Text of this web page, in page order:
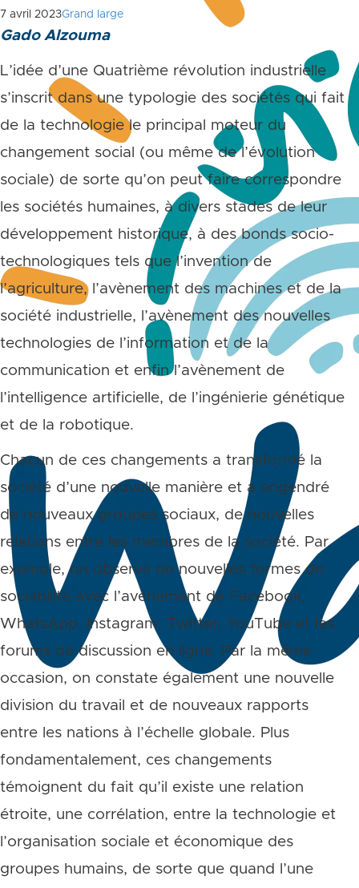
7 avril 2023Grand large
Gado Alzouma
L’idée d’une Quatrième révolution industrielle
s’inscrit dans une typologie des sociétés qui fait
de la technologie le principal moteur du
changement social (ou même de l’évolution
sociale) de sorte qu’on peut faire correspondre
les sociétés humaines, à divers stades de leur
développement historique, à des bonds socio-
technologiques tels que l’invention de
l’agriculture, l’avènement des machines et de la
société industrielle, l’avènement des nouvelles
technologies de l’information et de la
communication et enfin l’avènement de
l’intelligence artificielle, de l’ingénierie génétique
et de la robotique.
Chacun de ces changements a transformé la
société d’une nouvelle manière et a engendré
de nouveaux groupes sociaux, de nouvelles
relations entre les membres de la société. Par
exemple, on observe de nouvelles formes de
sociabilité avec l’avènement de Facebook,
WhatsApp, Instagram, Twitter, YouTube et les
forums de discussion en ligne. Par la même
occasion, on constate également une nouvelle
division du travail et de nouveaux rapports
entre les nations à l’échelle globale. Plus
fondamentalement, ces changements
témoignent du fait qu’il existe une relation
étroite, une corrélation, entre la technologie et
l’organisation sociale et économique des
groupes humains, de sorte que quand l’une